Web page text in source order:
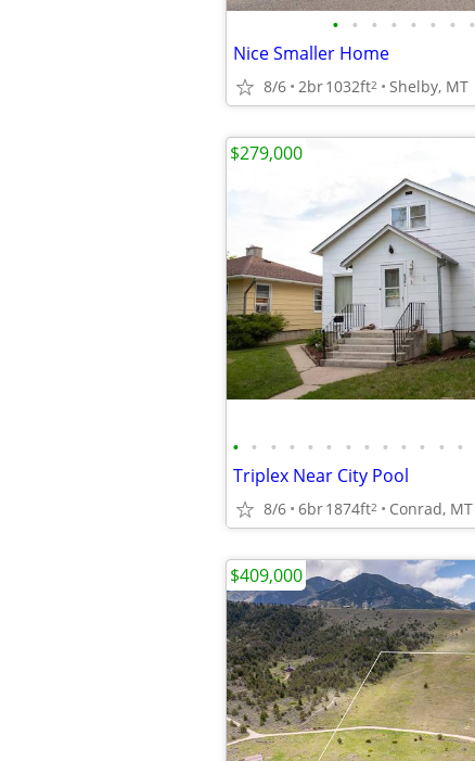
• • • • • • • •
Nice Smaller Home
8/6 2br1032ft2 Shelby, MT
• • • • • • • • • • • • •
Triplex Near City Pool
8/6 6br1874ft2 Conrad, MT
$279,000
$409,000